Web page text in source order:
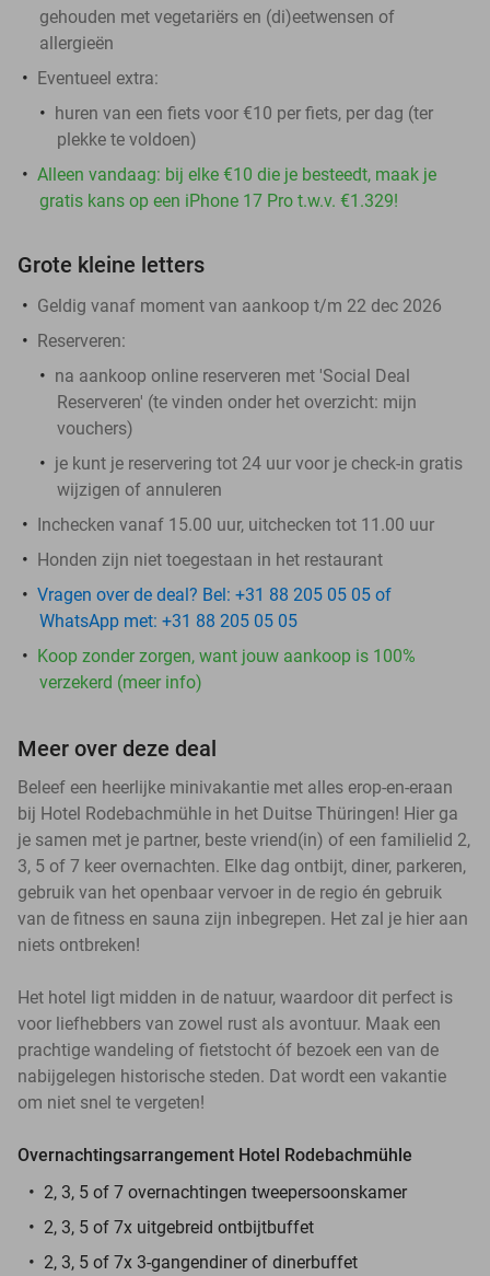
gehouden met vegetariërs en (di)eetwensen of
allergieën
Eventueel extra:
huren van een fiets voor €10 per fiets, per dag (ter
plekke te voldoen)
Alleen vandaag: bij elke €10 die je besteedt, maak je
gratis kans op een iPhone 17 Pro t.w.v. €1.329!
Grote kleine letters
Geldig vanaf moment van aankoop t/m 22 dec 2026
Reserveren:
na aankoop online reserveren met 'Social Deal
Reserveren' (te vinden onder het overzicht: mijn
vouchers)
je kunt je reservering tot 24 uur voor je check-in gratis
wijzigen of annuleren
Inchecken vanaf 15.00 uur, uitchecken tot 11.00 uur
Honden zijn niet toegestaan in het restaurant
Vragen over de deal? Bel: +31 88 205 05 05 of
WhatsApp met: +31 88 205 05 05
Koop zonder zorgen, want jouw aankoop is 100%
verzekerd (meer info)
Meer over deze deal
Beleef een heerlijke minivakantie met alles erop-en-eraan
bij Hotel Rodebachmühle in het Duitse Thüringen! Hier ga
je samen met je partner, beste vriend(in) of een familielid 2,
3, 5 of 7 keer overnachten. Elke dag ontbijt, diner, parkeren,
gebruik van het openbaar vervoer in de regio én gebruik
van de fitness en sauna zijn inbegrepen. Het zal je hier aan
niets ontbreken!
Het hotel ligt midden in de natuur, waardoor dit perfect is
voor liefhebbers van zowel rust als avontuur. Maak een
prachtige wandeling of fietstocht óf bezoek een van de
nabijgelegen historische steden. Dat wordt een vakantie
om niet snel te vergeten!
Overnachtingsarrangement Hotel Rodebachmühle
2, 3, 5 of 7 overnachtingen tweepersoonskamer
2, 3, 5 of 7x uitgebreid ontbijtbuffet
2, 3, 5 of 7x 3-gangendiner of dinerbuffet